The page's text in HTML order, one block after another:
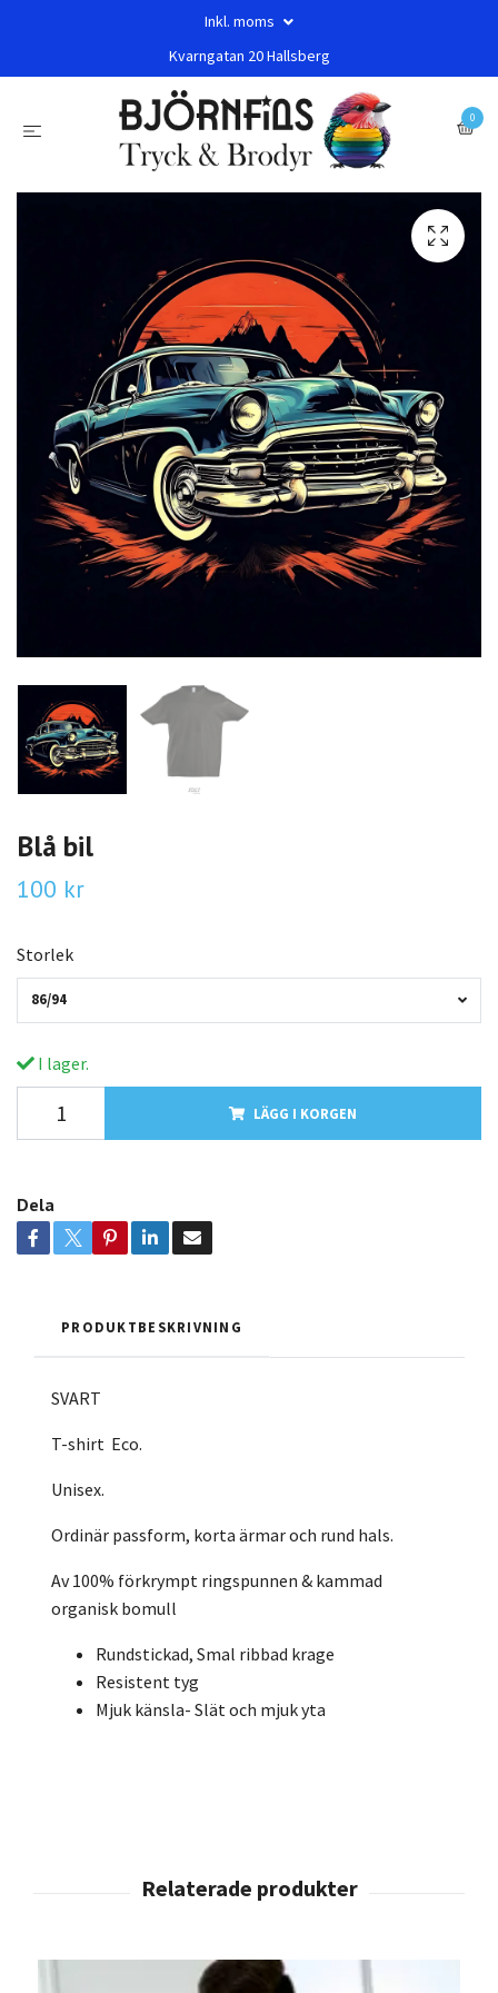
Inkl. moms
Kvarngatan 20 Hallsberg
0
Blå bil
100 kr
Storlek
86/94
I lager.
LÄGG I KORGEN
Dela
PRODUKTBESKRIVNING
SVART
T-shirt Eco.
Unisex.
Ordinär passform, korta ärmar och rund hals.
Av 100% förkrympt ringspunnen & kammad
organisk bomull
Rundstickad, Smal ribbad krage
Resistent tyg
Mjuk känsla- Slät och mjuk yta